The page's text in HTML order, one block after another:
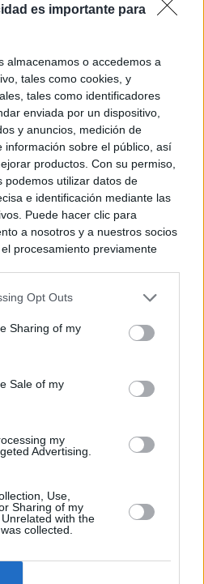
es importante para
almacenamos o accedemos a
tales como cookies, y
tales como identificadores
enviada por un dispositivo,
y anuncios, medición de
información sobre el público, así
productos. Con su permiso,
podemos utilizar datos de
e identificación mediante las
Puede hacer clic para
a nosotros y a nuestros socios
procesamiento previamente
en cuenta que algún
usted tiene el derecho de
Sus preferencias se aplicarán
de nuevo en este sitio web o
privacidad.
Opt Outs
Sharing of my
Sale of my
my
Advertising.
Use,
Sharing of my
with the
collected.